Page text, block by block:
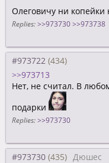
Олеговичу ни копейки
Replies: >>973730 >>973738
#973722
>>973713
Нет, не считал. В
подарки
Replies: >>973730
#973730 Дюшес